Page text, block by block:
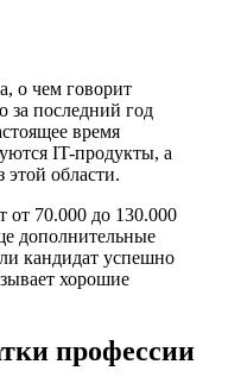
о чем говорит
за последний год
время
IT-продукты, а
этой области.
от 70.000 до 130.000
дополнительные
кандидат успешно
хорошие
профессии